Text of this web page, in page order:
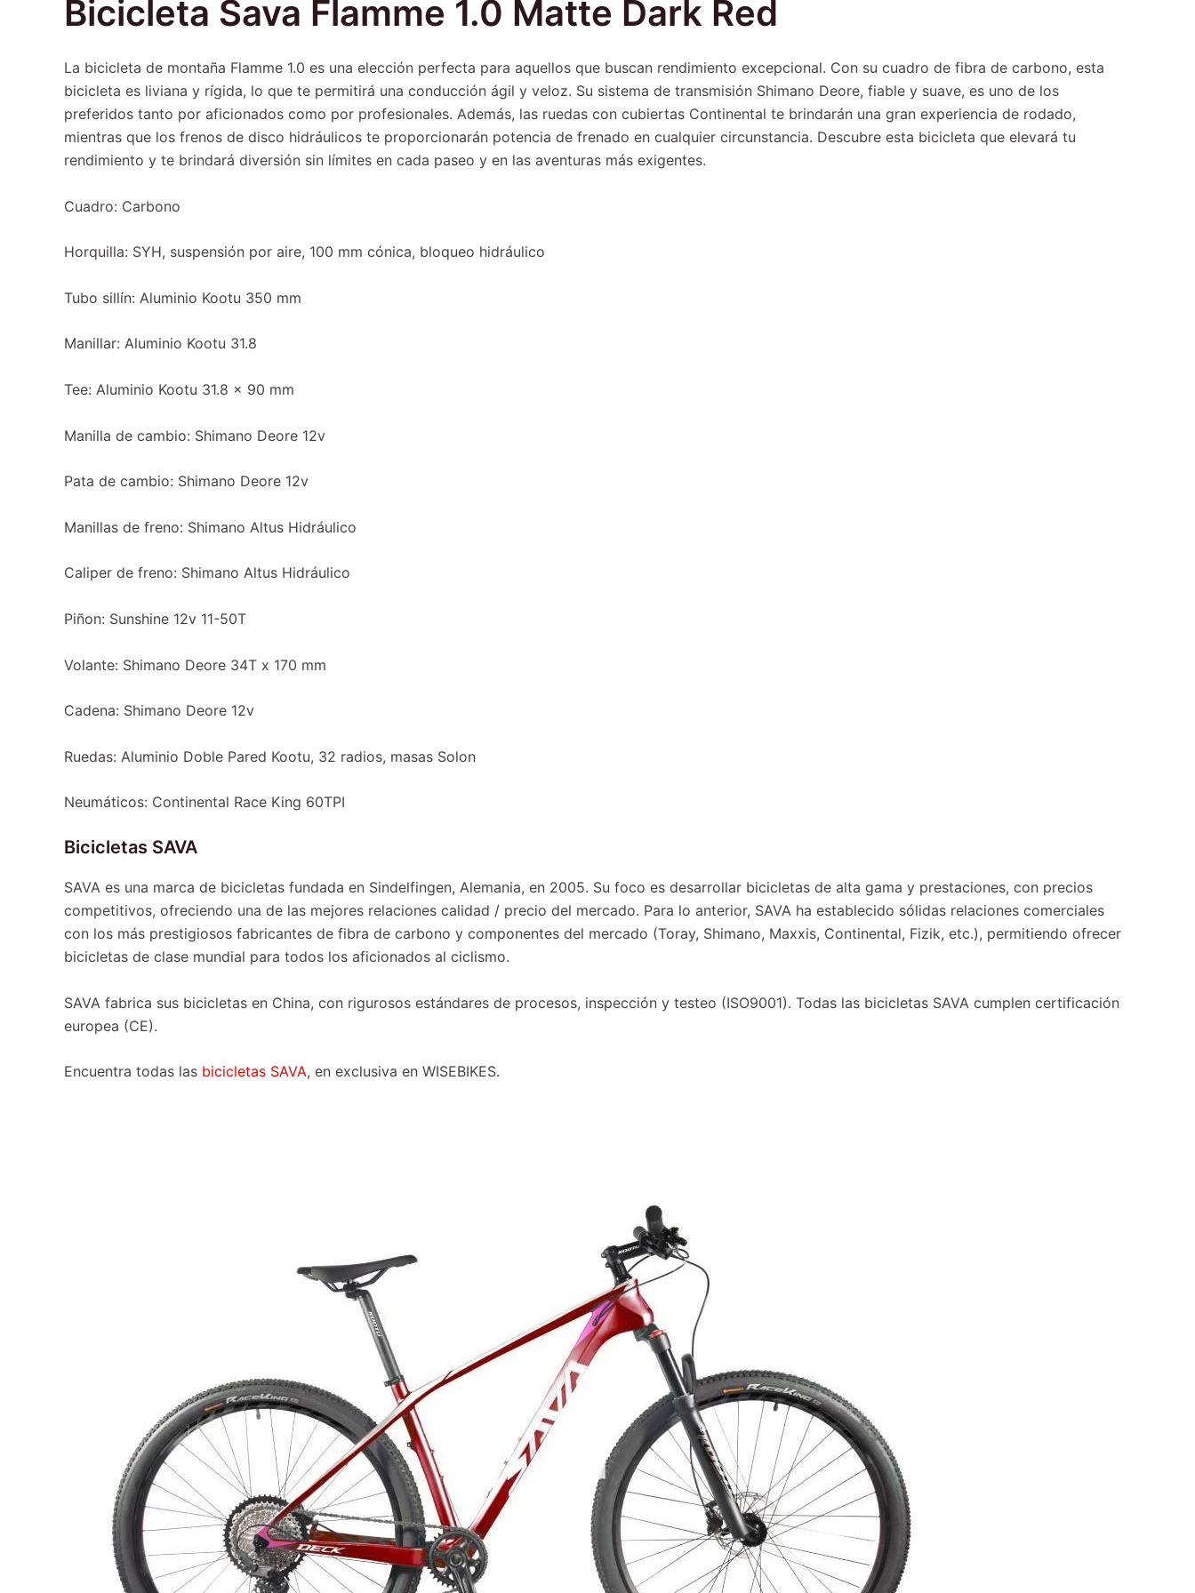
Bicicleta Sava Flamme 1.0 Matte Dark Red
La bicicleta de montaña Flamme 1.0 es una elección perfecta para aquellos que buscan rendimiento excepcional. Con su cuadro de fibra de carbono, esta
bicicleta es liviana y rígida, lo que te permitirá una conducción ágil y veloz. Su sistema de transmisión Shimano Deore, fiable y suave, es uno de los
preferidos tanto por aficionados como por profesionales. Además, las ruedas con cubiertas Continental te brindarán una gran experiencia de rodado,
mientras que los frenos de disco hidráulicos te proporcionarán potencia de frenado en cualquier circunstancia. Descubre esta bicicleta que elevará tu
rendimiento y te brindará diversión sin límites en cada paseo y en las aventuras más exigentes.
Cuadro: Carbono
Horquilla: SYH, suspensión por aire, 100 mm cónica, bloqueo hidráulico
Tubo sillín: Aluminio Kootu 350 mm
Manillar: Aluminio Kootu 31.8
Tee: Aluminio Kootu 31.8 x 90 mm
Manilla de cambio: Shimano Deore 12v
Pata de cambio: Shimano Deore 12v
Manillas de freno: Shimano Altus Hidráulico
Caliper de freno: Shimano Altus Hidráulico
Piñon: Sunshine 12v 11-50T
Volante: Shimano Deore 34T x 170 mm
Cadena: Shimano Deore 12v
Ruedas: Aluminio Doble Pared Kootu, 32 radios, masas Solon
Neumáticos: Continental Race King 60TPI
Bicicletas SAVA
SAVA es una marca de bicicletas fundada en Sindelfingen, Alemania, en 2005. Su foco es desarrollar bicicletas de alta gama y prestaciones, con precios
competitivos, ofreciendo una de las mejores relaciones calidad / precio del mercado. Para lo anterior, SAVA ha establecido sólidas relaciones comerciales
con los más prestigiosos fabricantes de fibra de carbono y componentes del mercado (Toray, Shimano, Maxxis, Continental, Fizik, etc.), permitiendo ofrecer
bicicletas de clase mundial para todos los aficionados al ciclismo.
SAVA fabrica sus bicicletas en China, con rigurosos estándares de procesos, inspección y testeo (ISO9001). Todas las bicicletas SAVA cumplen certificación
europea (CE).
Encuentra todas las bicicletas SAVA, en exclusiva en WISEBIKES.